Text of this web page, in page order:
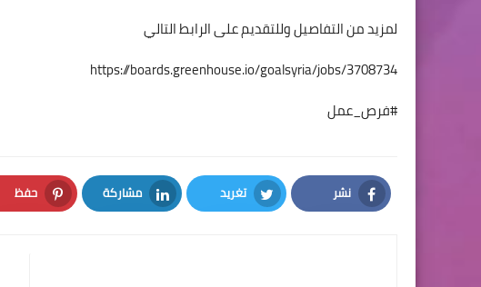
لمزيد من التفاصيل وللتقديم على الرابط التالي
https://boards.greenhouse.io/goalsyria/jobs/3708734
#فرص_عمل
نشر
Facebook
تغريد
Twitter
مشاركة
LinkedIn
حفظ
Pinterest